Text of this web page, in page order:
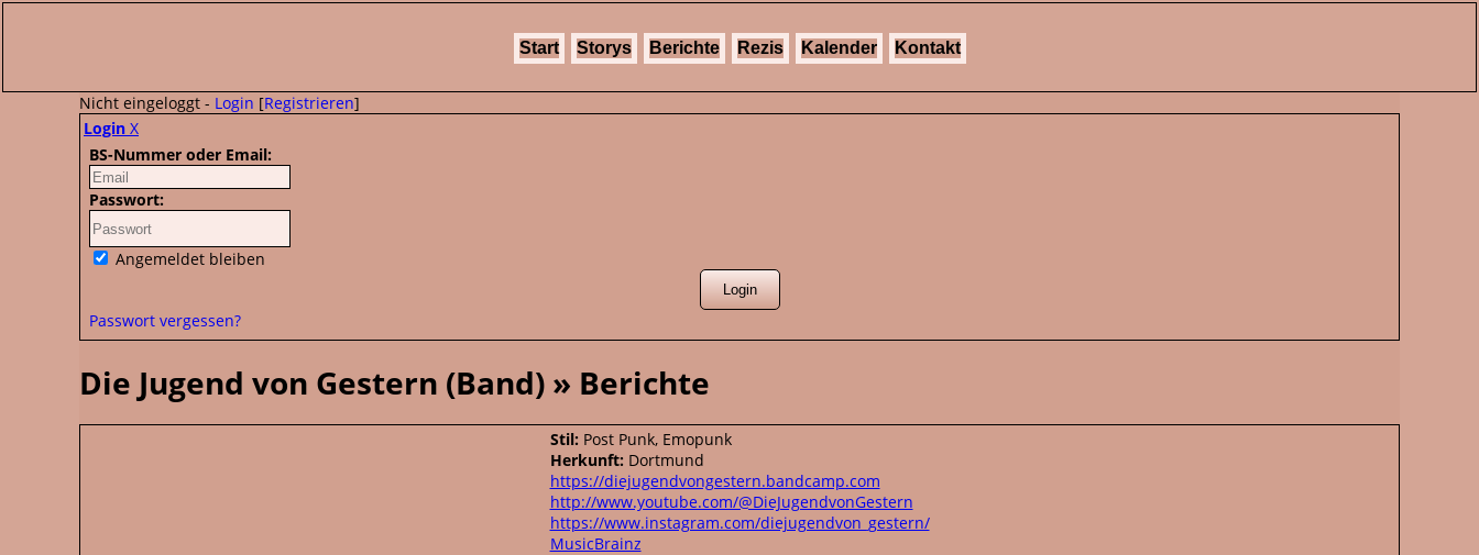
Start Storys Berichte Rezis Kalender Kontakt
Nicht eingeloggt - Login [Registrieren]
Login X
BS-Nummer oder Email:
Passwort:
Angemeldet bleiben
Passwort vergessen?
Die Jugend von Gestern (Band) » Berichte
Stil: Post Punk, Emopunk
Herkunft: Dortmund
https://diejugendvongestern.bandcamp.com
http://www.youtube.com/@DieJugendvonGestern
https://www.instagram.com/diejugendvon_gestern/
MusicBrainz